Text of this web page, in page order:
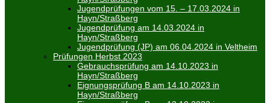
Jugendprüfungen vom 15. – 17.03.2024 in
Hayn/Straßberg
Jugendprüfung am 14.03.2024 in
Hayn/Straßberg
Jugendprüfung (JP) am 06.04.2024 in Veltheim
Prüfungen Herbst 2023
Gebrauchsprüfung am 14.10.2023 in
Hayn/Straßberg
Eignungsprüfung B am 14.10.2023 in
Hayn/Straßberg